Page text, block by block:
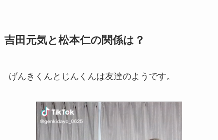
吉田元気と松本仁の関係は？
げんきくんとじんくんは友達のようです。